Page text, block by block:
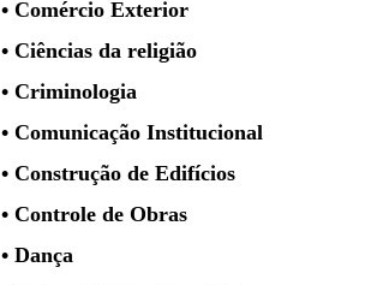
• Comércio Exterior
• Ciências da religião
• Criminologia
• Comunicação Institucional
• Construção de Edifícios
• Controle de Obras
• Dança